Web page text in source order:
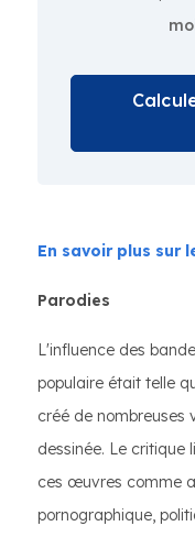
En savoir plus sur
Parodies
L'influence des
populaire était telle
créé de nombreuses
dessinée. Le
ces œuvres comme
pornographique,